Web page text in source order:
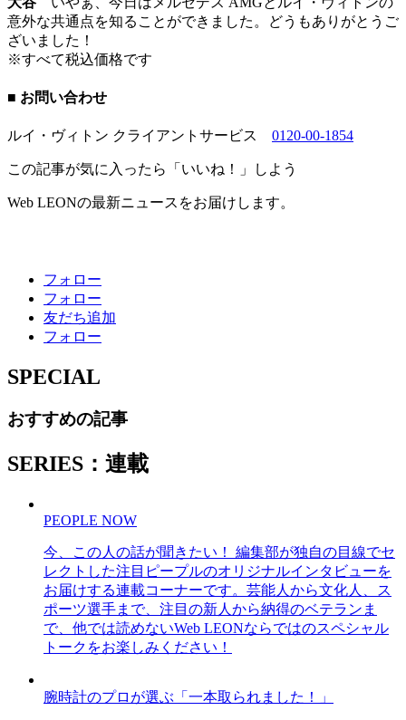
意外な共通点を知ることができました。どうもありがとうご
ざいました！
※すべて税込価格です
■ お問い合わせ
ルイ・ヴィトン クライアントサービス 0120-00-1854
この記事が気に入ったら「いいね！」しよう
Web LEONの最新ニュースをお届けします。
フォロー
フォロー
友だち追加
フォロー
SPECIAL
おすすめの記事
SERIES：連載
PEOPLE NOW
今、この人の話が聞きたい！ 編集部が独自の目線でセ
レクトした注目ピープルのオリジナルインタビューを
お届けする連載コーナーです。芸能人から文化人、ス
ポーツ選手まで、注目の新人から納得のベテランま
で、他では読めないWeb LEONならではのスペシャル
トークをお楽しみください！
腕時計のプロが選ぶ「一本取られました！」